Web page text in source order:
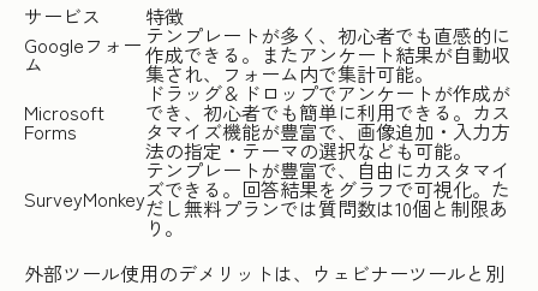
サービス
特徴
Googleフォー
ム
テンプレートが多く、初心者でも直感的に
作成できる。またアンケート結果が自動収
集され、フォーム内で集計可能。
Microsoft
Forms
ドラッグ＆ドロップでアンケートが作成が
でき、初心者でも簡単に利用できる。カス
タマイズ機能が豊富で、画像追加・入力方
法の指定・テーマの選択なども可能。
SurveyMonkey
テンプレートが豊富で、自由にカスタマイ
ズできる。回答結果をグラフで可視化。た
だし無料プランでは質問数は10個と制限あ
り。
外部ツール使用のデメリットは、ウェビナーツールと別